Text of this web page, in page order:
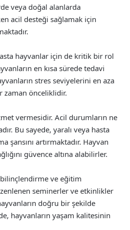
veya doğal alanlarda
acil desteği sağlamak için
hayvanlar için de kritik bir rol
en kısa sürede tedavi
stres seviyelerini en aza
zaman önceliklidir.
vermesidir. Acil durumların ne
Bu sayede, yaralı veya hasta
artırmaktadır. Hayvan
güvence altına alabilirler.
bilinçlendirme ve eğitim
seminerler ve etkinlikler
doğru bir şekilde
hayvanların yaşam kalitesinin